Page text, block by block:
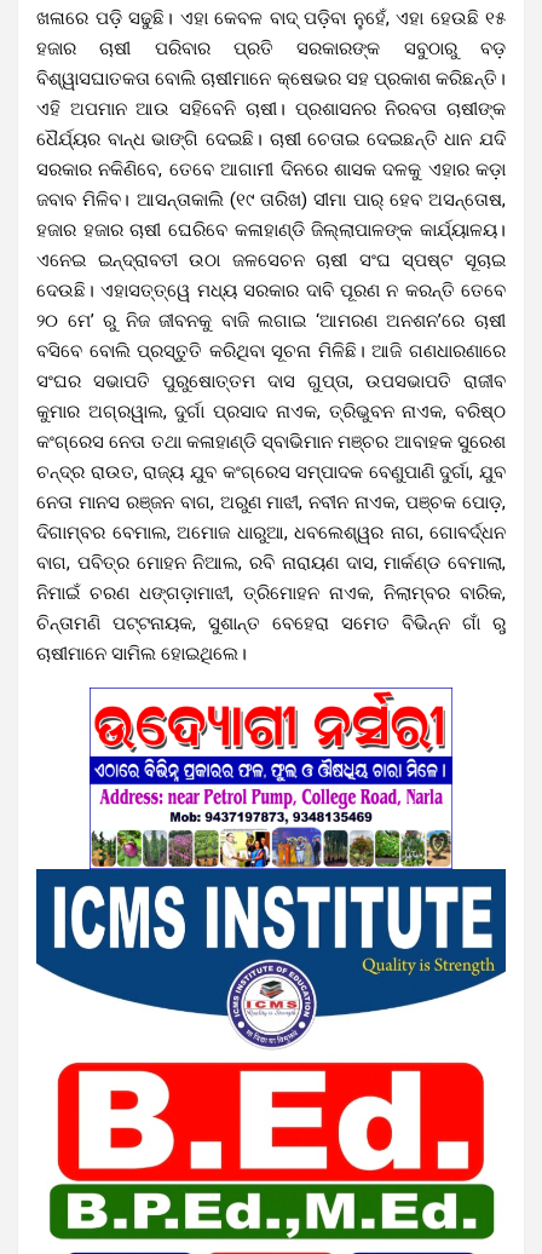
ଖଳାରେ ପଡ଼ି ସଢୁଛି। ଏହା କେବଳ ବାଦ୍ ପଡ଼ିବା ନୁହେଁ, ଏହା ହେଉଛି ୧୫
ହଜାର ଚାଷୀ ପରିବାର ପ୍ରତି ସରକାରଙ୍କ ସବୁଠାରୁ ବଡ଼
ବିଶ୍ୱାସଘାତକତା ବୋଲି ଚାଷୀମାନେ କ୍ଷେଭର ସହ ପ୍ରକାଶ କରିଛନ୍ତି।
ଏହି ଅପମାନ ଆଉ ସହିବେନି ଚାଷୀ। ପ୍ରଶାସନର ନିରବତା ଚାଷୀଙ୍କ
ଧୈର୍ଯ୍ୟର ବାନ୍ଧ ଭାଙ୍ଗି ଦେଇଛି। ଚାଷୀ ଚେତାଇ ଦେଇଛନ୍ତି ଧାନ ଯଦି
ସରକାର ନକିଣିବେ, ତେବେ ଆଗାମୀ ଦିନରେ ଶାସକ ଦଳକୁ ଏହାର କଡ଼ା
ଜବାବ ମିଳିବ। ଆସନ୍ତାକାଲି (୧୯ ତାରିଖ) ସୀମା ପାର୍ ହେବ ଅସନ୍ତୋଷ,
ହଜାର ହଜାର ଚାଷୀ ଘେରିବେ କଳାହାଣ୍ଡି ଜିଲ୍ଲାପାଳଙ୍କ କାର୍ଯ୍ୟାଳୟ।
ଏନେଇ ଇନ୍ଦ୍ରାବତୀ ଉଠା ଜଳସେଚନ ଚାଷୀ ସଂଘ ସ୍ପଷ୍ଟ ସୂଚାଇ
ଦେଉଛି। ଏହାସତ୍ତ୍ୱେ ମଧ୍ୟ ସରକାର ଦାବି ପୂରଣ ନ କରନ୍ତି ତେବେ
୨୦ ମେ’ ରୁ ନିଜ ଜୀବନକୁ ବାଜି ଲଗାଇ ‘ଆମରଣ ଅନଶନ’ରେ ଚାଷୀ
ବସିବେ ବୋଲି ପ୍ରସ୍ତୁତି କରିଥିବା ସୂଚନା ମିଳିଛି। ଆଜି ଗଣଧାରଣାରେ
ସଂଘର ସଭାପତି ପୁରୁଷୋତ୍ତମ ଦାସ ଗୁପ୍ତା, ଉପସଭାପତି ରାଜୀବ
କୁମାର ଅଗ୍ରୱାଲ, ଦୁର୍ଗା ପ୍ରସାଦ ନାଏକ, ତ୍ରିଭୁବନ ନାଏକ, ବରିଷ୍ଠ
କଂଗ୍ରେସ ନେତା ତଥା କଳାହାଣ୍ଡି ସ୍ବାଭିମାନ ମଞ୍ଚର ଆବାହକ ସୁରେଶ
ଚନ୍ଦ୍ର ରାଉତ, ରାଜ୍ୟ ଯୁବ କଂଗ୍ରେସ ସମ୍ପାଦକ ବେଣୁପାଣି ଦୁର୍ଗା, ଯୁବ
ନେତା ମାନସ ରଞ୍ଜନ ବାଗ, ଅରୁଣ ମାଝୀ, ନବୀନ ନାଏକ, ପଞ୍ଚକ ପୋଡ଼,
ଦିଗାମ୍ବର ବେମାଲ, ଅମୋଜ ଧାରୁଆ, ଧବଲେଶ୍ୱର ନାଗ, ଗୋବର୍ଦ୍ଧନ
ବାଗ, ପବିତ୍ର ମୋହନ ନିଆଲ, ରବି ନାରାୟଣ ଦାସ, ମାର୍କଣ୍ଡ ବେମାଲା,
ନିମାଇଁ ଚରଣ ଧଙ୍ଗଡ଼ାମାଝୀ, ତ୍ରିମୋହନ ନାଏକ, ନିଲାମ୍ବର ବାରିକ,
ଚିନ୍ତାମଣି ପଟ୍ଟନାୟକ, ସୁଶାନ୍ତ ବେହେରା ସମେତ ବିଭିନ୍ନ ଗାଁ ରୁ
ଚାଷୀମାନେ ସାମିଲ ହୋଇଥିଲେ।